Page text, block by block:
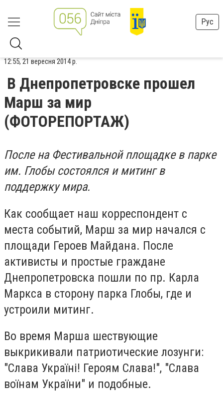
Рус
12:55, 21 вересня 2014 р.
В Днепропетровске прошел
Марш за мир
(ФОТОРЕПОРТАЖ)
После на Фестивальной площадке в парке
им. Глобы состоялся и митинг в
поддержку мира.
Как сообщает наш корреспондент с
места событий, Марш за мир начался с
площади Героев Майдана. После
активисты и простые граждане
Днепропетровска пошли по пр. Карла
Маркса в сторону парка Глобы, где и
устроили митинг.
Во время Марша шествующие
выкрикивали патриотические лозунги:
"Слава Україні! Героям Слава!", "Слава
воїнам України" и подобные.